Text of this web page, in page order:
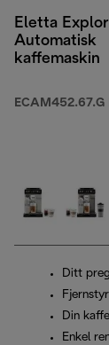
Eletta
Automatisk
kaffemaskin
ECAM452.67.G
Ditt
Din
Enkel